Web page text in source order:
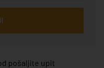
pošaljite upit